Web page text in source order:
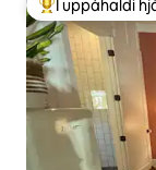
Í mestu
Í uppáhaldi